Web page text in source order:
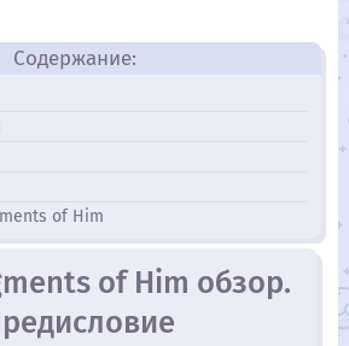
Содержание:
of Him
of Him обзор.